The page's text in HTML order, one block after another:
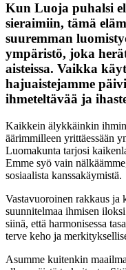
Kun Luoja puhalsi
sieraimiin, tämä
suuremman
ympäristö, joka
aisteissa. Vaikka
hajuaistejamme
ihmeteltävää ja
Kaikkein älykkäinkin
äärimmilleen yrittäessään
Luomakunta tarjosi
Emme syö vain
sosiaalista kanssakäymistä.
Vastavuoroinen rakkaus ja
suunnitelmaa ihmisen
siinä, että harmonisessa
terve keho ja
Asumme kuitenkin